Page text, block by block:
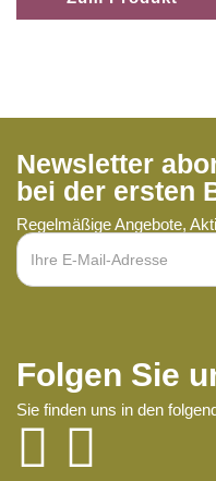
Newsletter
bei der ersten
Regelmäßige Angebote,
Folgen Sie
Sie finden uns in den